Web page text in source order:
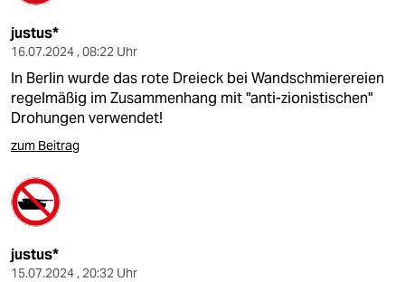
justus*
16.07.2024 , 08:22 Uhr
In Berlin wurde das rote Dreieck bei Wandschmierereien
regelmäßig im Zusammenhang mit "anti-zionistischen"
Drohungen verwendet!
zum Beitrag
justus*
15.07.2024 , 20:32 Uhr